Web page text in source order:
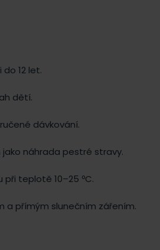
12 let.
dětí.
dávkování.
jako náhrada pestré stravy.
teplotě 10–25 ºC.
a přímým slunečním zářením.